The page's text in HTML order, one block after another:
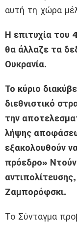
αυτή τη χώρα
Η επιτυχία του
θα άλλαζε τα
Ουκρανία.
Το κύριο
διεθνιστικό
την
λήψης
εξακολουθούν
πρόεδρο»
Ζαμπορόφσκι.
Το Σύνταγμα